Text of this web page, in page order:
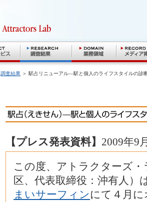
調査結果 ＞ 駅占リニューアル―駅と個人のライフスタイルの診
【プレス発表資料】 2009年9
この度、アトラクターズ
区、代表取締役：沖有人）
まいサーフィン にて４月